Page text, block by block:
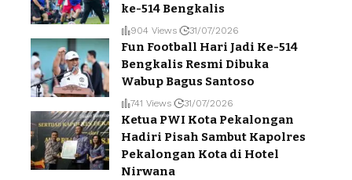
ke-514 Bengkalis
904 Views 31/07/2026
Fun Football Hari Jadi Ke-514
Bengkalis Resmi Dibuka
Wabup Bagus Santoso
741 Views 31/07/2026
Ketua PWI Kota Pekalongan
Hadiri Pisah Sambut Kapolres
Pekalongan Kota di Hotel
Nirwana